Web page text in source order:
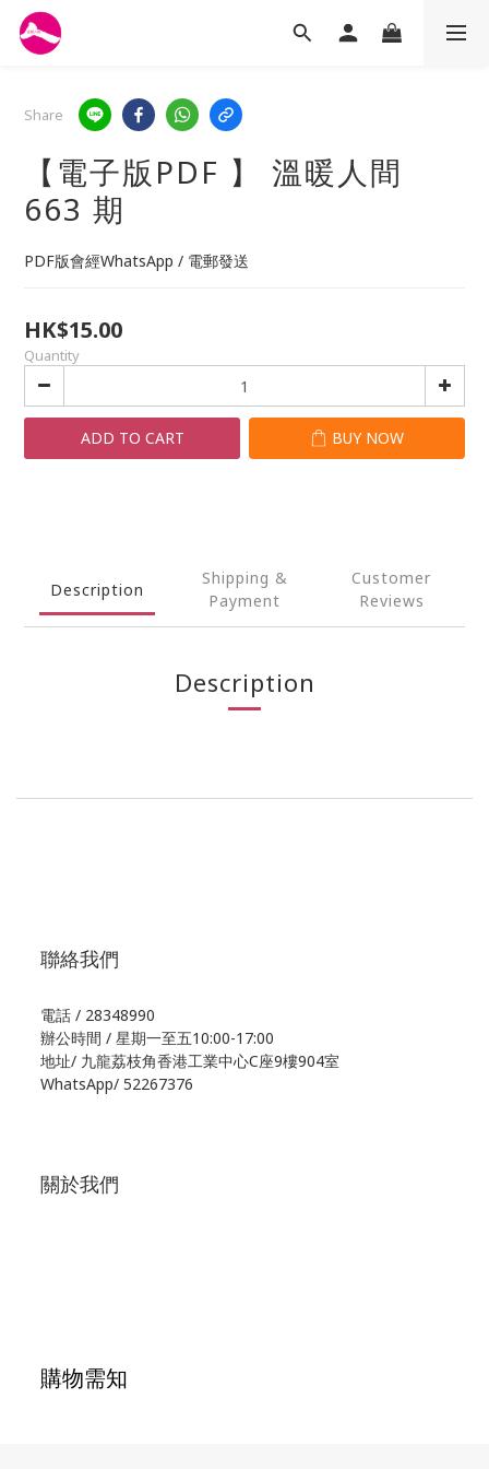
Share
【電子版PDF 】 溫暖人間
663 期
PDF版會經WhatsApp / 電郵發送
HK$15.00
Quantity
ADD TO CART BUY NOW
Description
Shipping &
Payment
Customer
Reviews
Description
聯絡我們
電話 / 28348990
辦公時間 / 星期一至五10:00-17:00
地址/ 九龍荔枝角香港工業中心C座9樓904室
WhatsApp/ 52267376
關於我們
購物需知